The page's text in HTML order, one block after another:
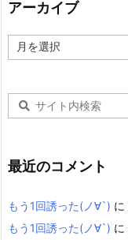
アーカイブ
ー
最近のコメント
もう1回誘った(ノ∀`) に
もう1回誘った(ノ∀`) に